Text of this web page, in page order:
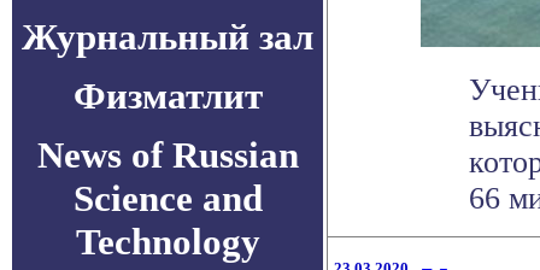
Журнальный зал
Физматлит
News of Russian
Science and
Technology
66